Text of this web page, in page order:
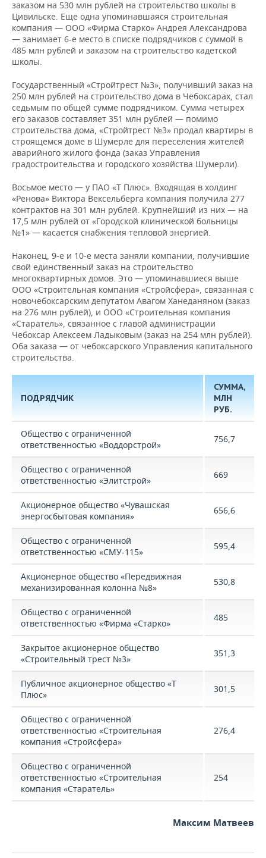
заказом на 530 млн рублей на строительство школы в
Цивильске. Еще одна упоминавшаяся строительная
компания — ООО «Фирма Старко» Андрея Александрова
— занимает 6-е место в списке подрядчиков с суммой в
485 млн рублей и заказом на строительство кадетской
школы.
Государственный «Стройтрест №3», получивший заказ на
250 млн рублей на строительство дома в Чебоксарах, стал
седьмым по общей сумме подрядчиком. Сумма четырех
его заказов составляет 351 млн рублей — помимо
строительства дома, «Стройтрест №3» продал квартиры в
строящемся доме в Шумерле для переселения жителей
аварийного жилого фонда (заказ Управления
градостроительства и городского хозяйства Шумерли).
Восьмое место — у ПАО «Т Плюс». Входящая в холдинг
«Ренова» Виктора Вексельберга компания получила 277
контрактов на 301 млн рублей. Крупнейший из них — на
17,5 млн рублей от «Городской клинической больницы
№1» — касается снабжения тепловой энергией.
Наконец, 9-е и 10-е места заняли компании, получившие
свой единственный заказ на строительство
многоквартирных домов. Это — упоминавшиеся выше
ООО «Строительная компания «Стройсфера», связанная с
новочебоксарским депутатом Авагом Ханеданяном (заказ
на 276 млн рублей), и ООО «Строительная компания
«Старатель», связанное с главой администрации
Чебоксар Алексеем Ладыковым (заказ на 254 млн рублей).
Оба заказа — от чебоксарского Управления капитального
строительства.
ПОДРЯДЧИК
СУММА,
МЛН
РУБ.
Общество с ограниченной
ответственностью «Воддорстрой»
756,7
Общество с ограниченной
ответственностью «Элитстрой»
669
Акционерное общество «Чувашская
энергосбытовая компания»
656,6
Общество с ограниченной
ответственностью «СМУ-115»
595,4
Акционерное общество «Передвижная
механизированная колонна №8»
530,8
Общество с ограниченной
ответственностью «Фирма «Старко»
485
Закрытое акционерное общество
«Строительный трест №3»
351,3
Публичное акционерное общество «Т
Плюс»
301,5
Общество с ограниченной
ответственностью «Строительная
компания «Стройсфера»
276,4
Общество с ограниченной
ответственностью «Строительная
компания «Старатель»
254
Максим Матвеев